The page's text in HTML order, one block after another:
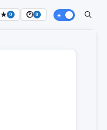
★ 0 🕐 0